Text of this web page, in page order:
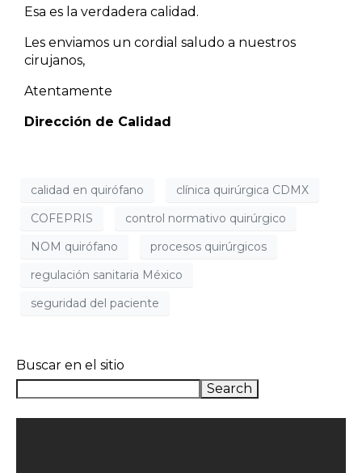
Esa es la verdadera calidad.
Les enviamos un cordial saludo a nuestros
cirujanos,
Atentamente
Dirección de Calidad
calidad en quirófano
clínica quirúrgica CDMX
COFEPRIS
control normativo quirúrgico
NOM quirófano
procesos quirúrgicos
regulación sanitaria México
seguridad del paciente
Buscar en el sitio
Search